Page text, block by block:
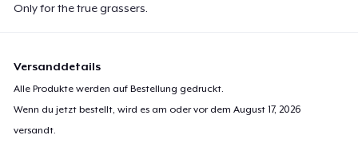
Only for the true grassers.
Versanddetails
Alle Produkte werden auf Bestellung gedruckt.
Wenn du jetzt bestellt, wird es am oder vor demAugust 17, 2026
versandt.